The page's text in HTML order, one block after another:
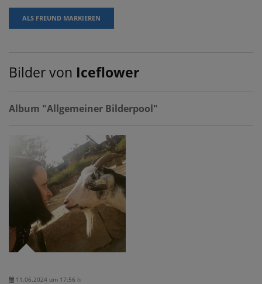
ALS FREUND MARKIEREN
Bilder von Iceflower
Album "Allgemeiner Bilderpool"
11.06.2024 um 17:56 h